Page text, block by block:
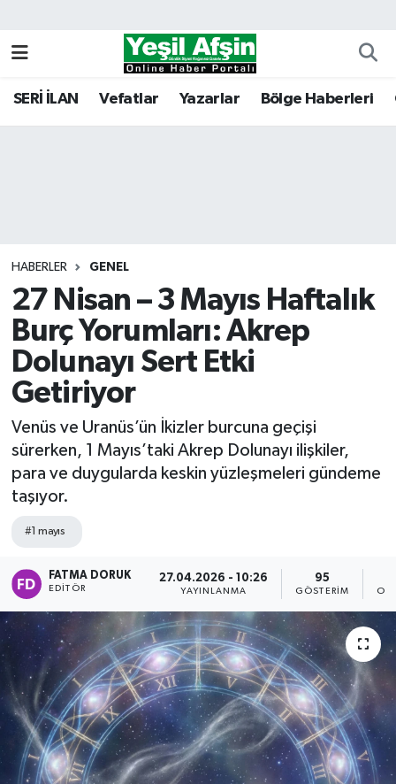
SERİ İLAN Vefatlar Yazarlar Bölge Haberleri
HABERLER GENEL
27 Nisan – 3 Mayıs Haftalık
Burç Yorumları: Akrep
Dolunayı Sert Etki
Getiriyor
Venüs ve Uranüs’ün İkizler burcuna geçişi
sürerken, 1 Mayıs’taki Akrep Dolunayı ilişkiler,
para ve duygularda keskin yüzleşmeleri gündeme
taşıyor.
#1 mayıs
FATMA DORUK
EDITÖR
27.04.2026 - 10:26
YAYINLANMA
95
GÖSTERIM
Kahramanmaraş Nöbetçi Eczaneler
Tüm Manşetler
Son Dakika Haberleri
Haber Arşivi